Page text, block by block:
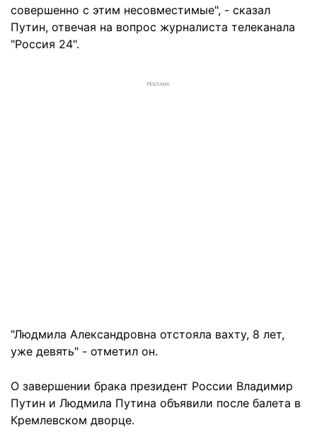
совершенно с этим несовместимые", - сказал
Путин, отвечая на вопрос журналиста телеканала
"Россия 24".
РЕКЛАМА
"Людмила Александровна отстояла вахту, 8 лет,
уже девять" - отметил он.
О завершении брака президент России Владимир
Путин и Людмила Путина объявили после балета в
Кремлевском дворце.